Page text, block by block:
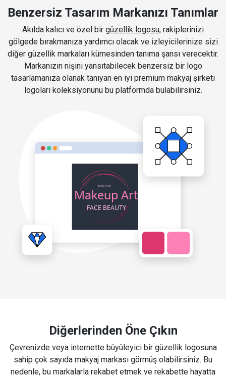
Benzersiz Tasarım Markanızı Tanımlar
Akılda kalıcı ve özel bir güzellik logosu, rakiplerinizi
gölgede bırakmanıza yardımcı olacak ve izleyicilerinize sizi
diğer güzellik markaları kümesinden tanıma şansı verecektir.
Markanızın nişini yansıtabilecek benzersiz bir logo
tasarlamanıza olanak tanıyan en iyi premium makyaj şirketi
logoları koleksiyonunu bu platformda bulabilirsiniz.
Diğerlerinden Öne Çıkın
Çevrenizde veya internette büyüleyici bir güzellik logosuna
sahip çok sayıda makyaj markası görmüş olabilirsiniz. Bu
nedenle, bu markalarla rekabet etmek ve rekabette hayatta